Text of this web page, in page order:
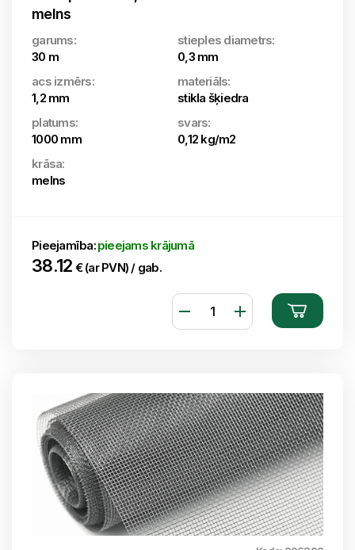
melns
garums:
30 m
stieples diametrs:
0,3 mm
acs izmērs:
1,2 mm
materiāls:
stikla šķiedra
platums:
1000 mm
svars:
0,12 kg/m2
krāsa:
melns
Pieejamība:pieejams krājumā
38.12 € (ar PVN) / gab.